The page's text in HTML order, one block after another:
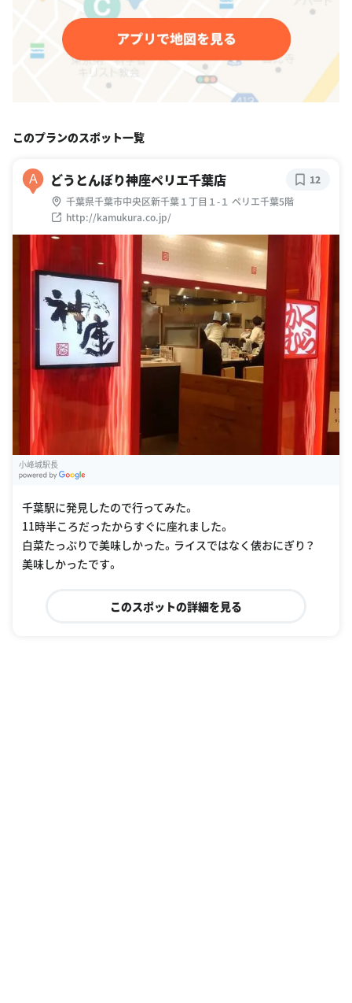
このプランのスポット一覧
A どうとんぼり神座ペリエ千葉店
千葉県千葉市中央区新千葉１丁目１-１ ペリエ千葉5階
http://kamukura.co.jp/
12
小峰城駅長
千葉駅に発見したので行ってみた。
11時半ころだったからすぐに座れました。
白菜たっぷりで美味しかった。ライスではなく俵おにぎり？
美味しかったです。
このスポットの詳細を見る